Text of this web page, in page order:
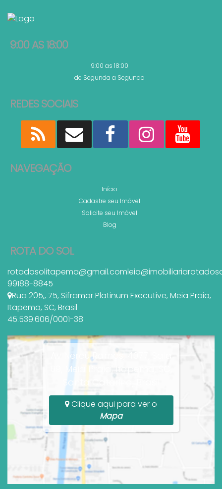
9:00 AS 18:00
9:00 as 18:00
de Segunda a Segunda
REDES SOCIAIS
NAVEGAÇÃO
Início
Cadastre seu Imóvel
Solicite seu Imóvel
Blog
ROTA DO SOL
rotadosolitapema@gmail.com
99188-8845
Rua 205,, 75, Siframar Platinum Executive, Meia Praia,
Itapema, SC, Brasil
45.539.606/0001-38
Av Nereu Ramos, 4077, Sala
09, Meia Praia, Itapema, SC,
Santa Catarina, Brasil
Clique aqui para ver o
Mapa